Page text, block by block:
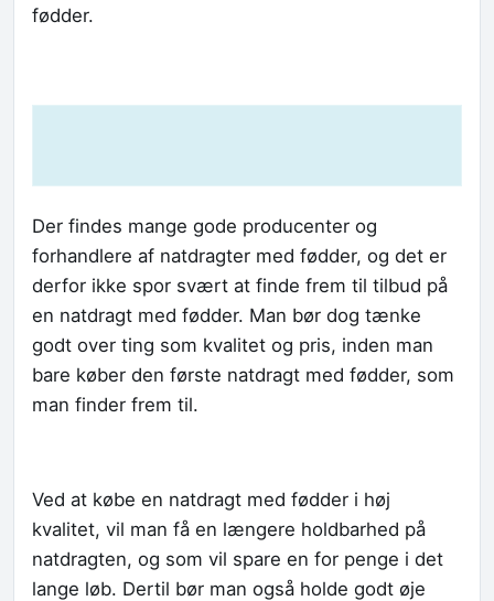
fødder.
Der findes mange gode producenter og
forhandlere af natdragter med fødder, og det er
derfor ikke spor svært at finde frem til tilbud på
en natdragt med fødder. Man bør dog tænke
godt over ting som kvalitet og pris, inden man
bare køber den første natdragt med fødder, som
man finder frem til.
Ved at købe en natdragt med fødder i høj
kvalitet, vil man få en længere holdbarhed på
natdragten, og som vil spare en for penge i det
lange løb. Dertil bør man også holde godt øje